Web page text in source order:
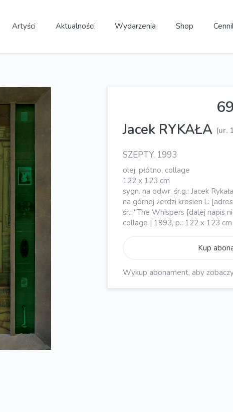
Artyści Aktualności Wydarzenia Shop
69
Jacek RYKAŁA (ur.
SZEPTY, 1993
olej, płótno, collage
122 x 123 cm
sygn. na odwr. śr.g.: Jacek
na górnej żerdzi krosien l.:
śr.: "The Whispers [dalej napis
collage | 1993, p.: 122 x 123 cm
Kup
Wykup abonament, aby